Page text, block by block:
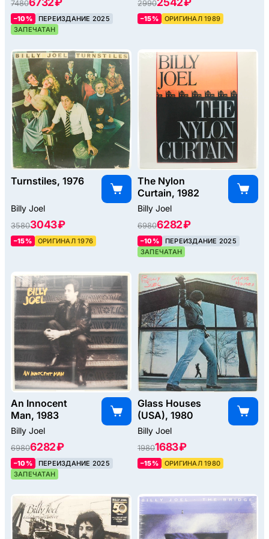
7480
–10%
ПЕРЕИЗДАНИЕ 2025
ЗАПЕЧАТАН
2990
–15% ОРИГИНАЛ 1989
Turnstiles, 1976
Billy Joel
35803043 ₽
–15% ОРИГИНАЛ 1976
The Nylon
Curtain, 1982
Billy Joel
69806282 ₽
–10%
ПЕРЕИЗДАНИЕ 2025
ЗАПЕЧАТАН
An Innocent
Man, 1983
Billy Joel
69806282 ₽
–10%
ПЕРЕИЗДАНИЕ 2025
ЗАПЕЧАТАН
Glass Houses
(USA), 1980
Billy Joel
19801683 ₽
–15% ОРИГИНАЛ 1980